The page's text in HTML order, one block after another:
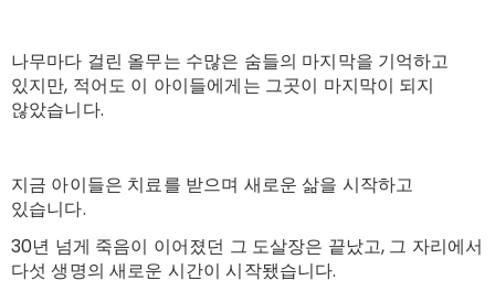
나무마다 걸린 올무는 수많은 숨들의 마지막을 기억하고
있지만, 적어도 이 아이들에게는 그곳이 마지막이 되지
않았습니다.
지금 아이들은 치료를 받으며 새로운 삶을 시작하고
있습니다.
30년 넘게 죽음이 이어졌던 그 도살장은 끝났고, 그 자리에서
다섯 생명의 새로운 시간이 시작됐습니다.